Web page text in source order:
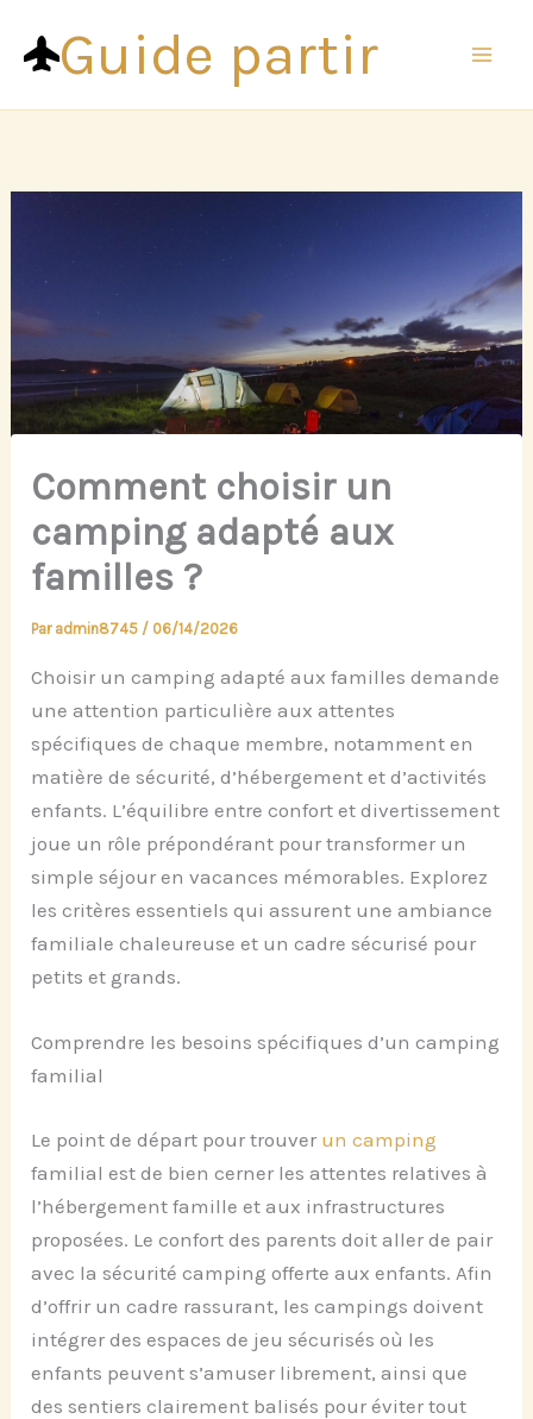
contenuGuide partir
Comment choisir un
camping adapté aux
familles ?
Par admin8745 / 06/14/2026
Choisir un camping adapté aux familles demande
une attention particulière aux attentes
spécifiques de chaque membre, notamment en
matière de sécurité, d’hébergement et d’activités
enfants. L’équilibre entre confort et divertissement
joue un rôle prépondérant pour transformer un
simple séjour en vacances mémorables. Explorez
les critères essentiels qui assurent une ambiance
familiale chaleureuse et un cadre sécurisé pour
petits et grands.
Comprendre les besoins spécifiques d’un camping
familial
Le point de départ pour trouver un camping
familial est de bien cerner les attentes relatives à
l’hébergement famille et aux infrastructures
proposées. Le confort des parents doit aller de pair
avec la sécurité camping offerte aux enfants. Afin
d’offrir un cadre rassurant, les campings doivent
intégrer des espaces de jeu sécurisés où les
enfants peuvent s’amuser librement, ainsi que
des sentiers clairement balisés pour éviter tout